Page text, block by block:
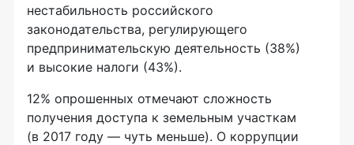
нестабильность российского
законодательства, регулирующего
предпринимательскую деятельность (38%)
и высокие налоги (43%).
12% опрошенных отмечают сложность
получения доступа к земельным участкам
(в 2017 году — чуть меньше). О коррупции